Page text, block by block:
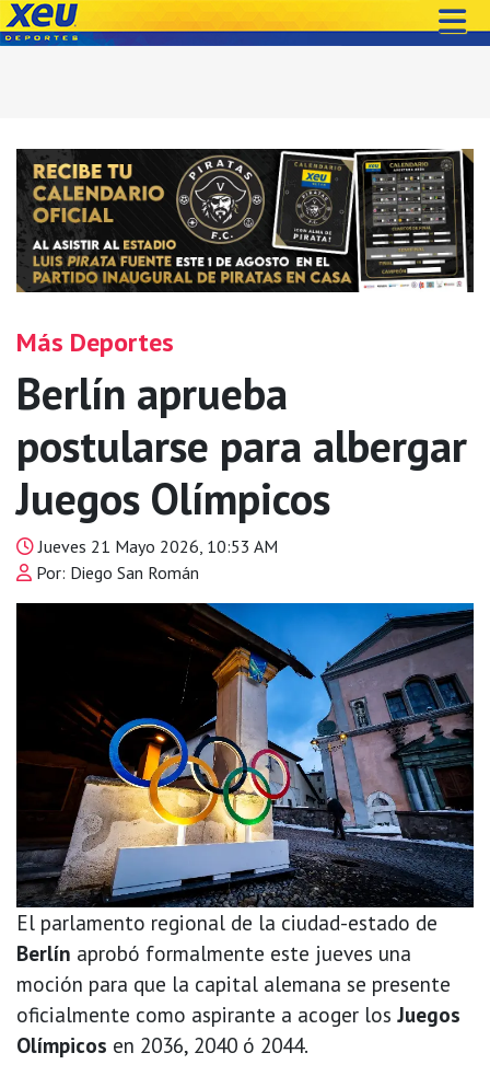
Más Deportes
Berlín aprueba
postularse para albergar
Juegos Olímpicos
Jueves 21 Mayo 2026, 10:53 AM
Por: Diego San Román
El parlamento regional de la ciudad-estado de
Berlín aprobó formalmente este jueves una
moción para que la capital alemana se presente
oficialmente como aspirante a acoger los Juegos
Olímpicos en 2036, 2040 ó 2044.